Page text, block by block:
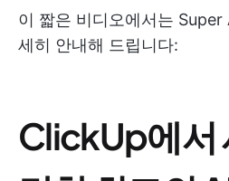
이 짧은 비디오에서는
세히 안내해 드립니다:
ClickUp에서